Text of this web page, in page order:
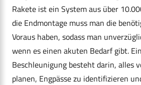
Rakete ist ein System aus über
die Endmontage muss man die
Voraus haben, sodass man
wenn es einen akuten Bedarf gibt.
Beschleunigung besteht darin, alles
planen, Engpässe zu identifizieren